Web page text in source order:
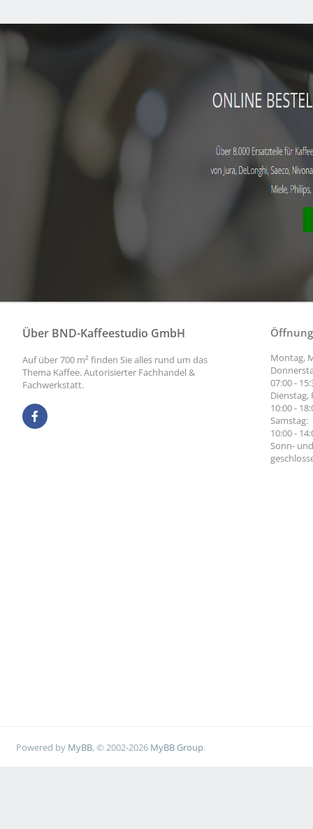
Über BND-Kaffeestudio GmbH
Auf über 700 m² finden Sie alles rund um das
Thema Kaffee. Autorisierter Fachhandel &
Fachwerkstatt.
Montag,
07:00 -
Dienstag,
10:00 -
Samstag:
10:00 -
Sonn-
Powered by MyBB, © 2002-2026 MyBB Group.